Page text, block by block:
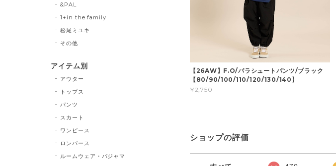
【26AW】F.O/パラシュートパンツ/ブラック
【80/90/100/110/120/130/140】
¥2,750
ショップの評価
&PAL
1+in the family
松尾ミユキ
その他
アイテム別
アウター
トップス
パンツ
スカート
ワンピース
ロンパース
ルームウェア・パジャマ